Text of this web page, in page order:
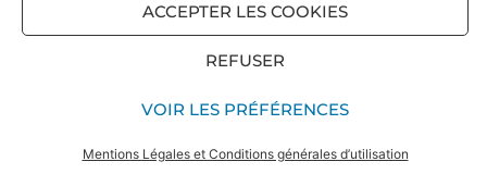
ACCEPTER LES COOKIES
REFUSER
VOIR LES PRÉFÉRENCES
Mentions Légales et Conditions générales d’utilisation
Option frais de port Mentions Légales & CGU
Règles sanitaires
Réalisation Agence Synchro